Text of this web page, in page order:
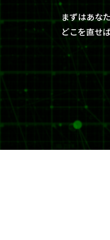
まずはあな
どこを直せ